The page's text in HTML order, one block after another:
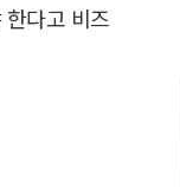
다고 비즈